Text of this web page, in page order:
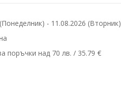
- 11.08.2026 (Вторник)
поръчки над 70 лв. / 35.79 €